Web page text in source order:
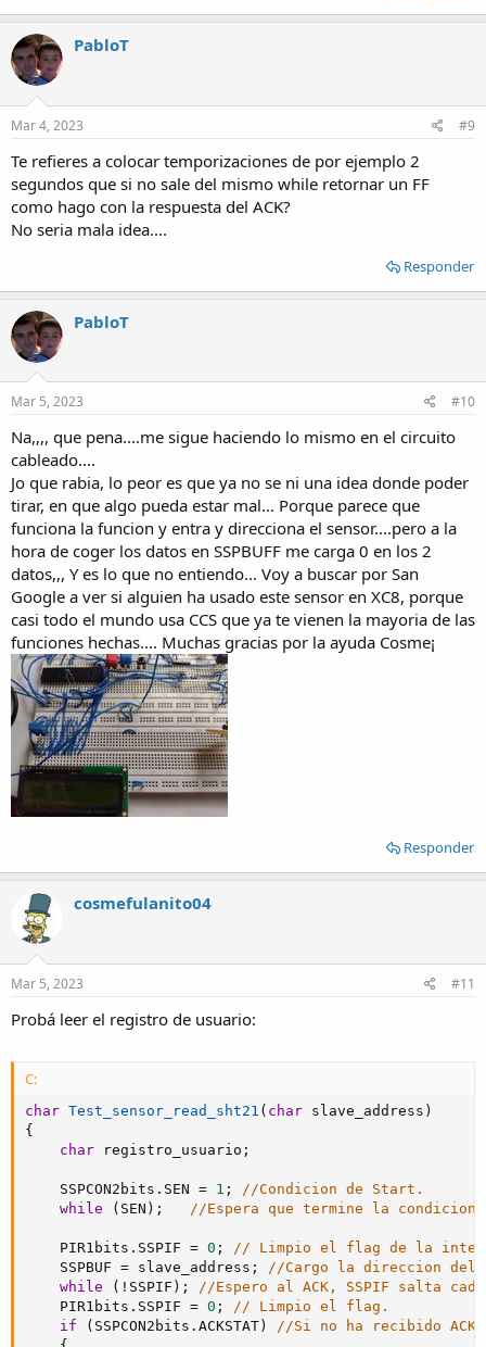
PabloT
Mar 4, 2023 #9
Te refieres a colocar temporizaciones de por ejemplo 2
segundos que si no sale del mismo while retornar un FF
como hago con la respuesta del ACK?
No seria mala idea....
Responder
PabloT
Mar 5, 2023 #10
Na,,,, que pena....me sigue haciendo lo mismo en el circuito
cableado....
Jo que rabia, lo peor es que ya no se ni una idea donde poder
tirar, en que algo pueda estar mal... Porque parece que
funciona la funcion y entra y direcciona el sensor....pero a la
hora de coger los datos en SSPBUFF me carga 0 en los 2
datos,,, Y es lo que no entiendo... Voy a buscar por San
Google a ver si alguien ha usado este sensor en XC8, porque
casi todo el mundo usa CCS que ya te vienen la mayoria de las
funciones hechas.... Muchas gracias por la ayuda Cosme¡
Responder
cosmefulanito04
Mar 5, 2023 #11
Probá leer el registro de usuario:
C:
char Test_sensor_read_sht21 ( char slave_address )
{
char registro_usuario ;
    SSPCON2bits
. SEN = 1 ;
//Condicion de Start.
while
( SEN ) ; //Espera que termine la
    PIR1bits
. SSPIF = 0 ;
// Limpio el flag de la
    SSPBUF
= slave_address ;
//Cargo la direccion del
while
( ! SSPIF ) ;
//Espero al ACK, SSPIF salta
    PIR1bits
. SSPIF = 0 ;
// Limpio el flag.
if
( SSPCON2bits . ACKSTAT )
//Si no ha recibido ACK,